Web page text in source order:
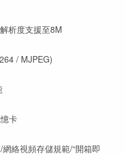
析度支援至8M
/ MJPEG)
卡
絡視頻存儲規範/“開箱即